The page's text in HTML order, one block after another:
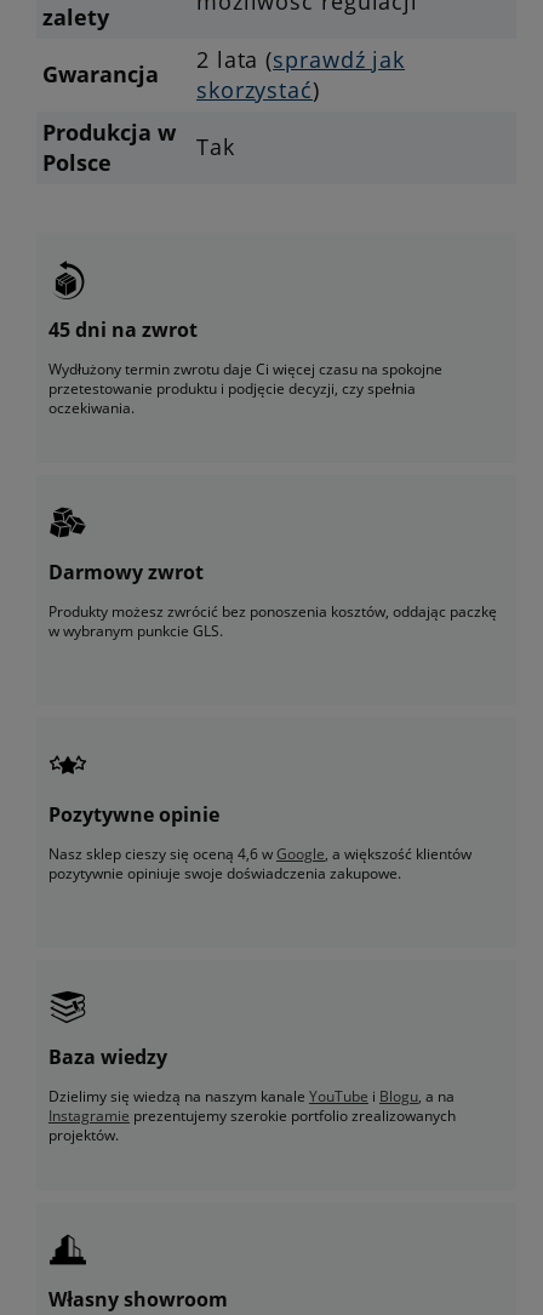
zalety
Gwarancja 2 lata (sprawdź jak
skorzystać)
Produkcja w
Polsce
Tak
45 dni na zwrot
Wydłużony termin zwrotu daje Ci więcej czasu na spokojne
przetestowanie produktu i podjęcie decyzji, czy spełnia
oczekiwania.
Darmowy zwrot
Produkty możesz zwrócić bez ponoszenia kosztów, oddając paczkę
w wybranym punkcie GLS.
Pozytywne opinie
Nasz sklep cieszy się oceną 4,6 wGoogle, a większość klientów
pozytywnie opiniuje swoje doświadczenia zakupowe.
Baza wiedzy
Dzielimy się wiedzą na naszym kanale YouTube i Blogu, a na
Instagramie prezentujemy szerokie portfolio zrealizowanych
projektów.
Własny showroom